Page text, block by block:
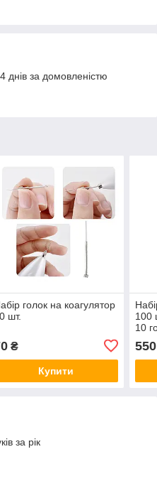
днів за домовленістю
голок на коагулятор
шт.
₴
Купити
100
10
550
за рік